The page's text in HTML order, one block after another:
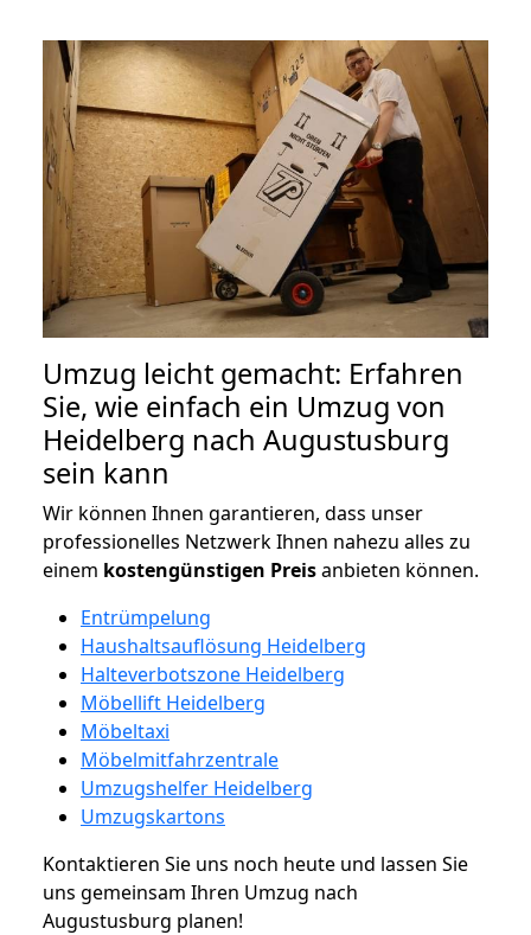
Umzug leicht gemacht: Erfahren
Sie, wie einfach ein Umzug von
Heidelberg nach Augustusburg
sein kann
Wir können Ihnen garantieren, dass unser
professionelles Netzwerk Ihnen nahezu alles zu
einem kostengünstigen Preisanbieten können.
Entrümpelung
Haushaltsauflösung Heidelberg
Halteverbotszone Heidelberg
Möbellift Heidelberg
Möbeltaxi
Möbelmitfahrzentrale
Umzugshelfer Heidelberg
Umzugskartons
Kontaktieren Sie uns noch heute und lassen Sie
uns gemeinsam Ihren Umzug nach
Augustusburg planen!